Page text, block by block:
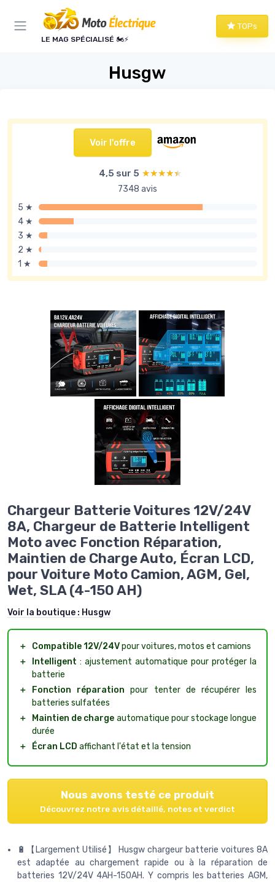
LE MAG SPÉCIALISÉ 🏍️⚡
TOPs
Husgw
Voir l'offre
4,5 sur 5 ★★★★★
★★★★★
7348 avis
5 ★
4 ★
3 ★
2 ★
1 ★
Chargeur Batterie Voitures 12V/24V
8A, Chargeur de Batterie Intelligent
Moto avec Fonction Réparation,
Maintien de Charge Auto, Écran LCD,
pour Voiture Moto Camion, AGM, Gel,
Wet, SLA (4-150 AH)
Voir la boutique : Husgw
＋ Compatible 12V/24Vpour voitures, motos et camions
＋
Intelligent : ajustement automatique pour protéger la
batterie
＋
Fonction réparation pour tenter de récupérer les
batteries sulfatées
＋
Maintien de charge automatique pour stockage longue
durée
＋
Écran LCD affichant l'état et la tension
Nous avons testé ce produit
Découvrez notre avis détaillé, notes et verdict
🔋【Largement Utilisé】 Husgw chargeur batterie voitures 8A
est adaptée au chargement rapide ou à la réparation de
batteries 12V/24V 4AH-150AH. Y compris les batteries AGM,
Panneau de gestion des cookies